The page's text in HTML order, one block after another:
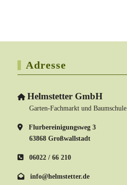
Adresse
Helmstetter GmbH
Garten-Fachmarkt und Baumschule
Flurbereinigungsweg 3
63868 Großwallstadt
06022 / 66 210
info@helmstetter.de